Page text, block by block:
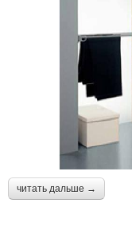
читать дальше →